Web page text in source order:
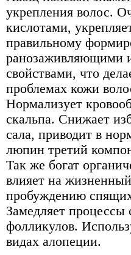
укрепления волос.
кислотами,
правильному
ранозаживляющими
свойствами, что
проблемах кожи
Нормализует
скальпа. Снижает
сала, приводит в
люпин третий
Так же богат
влияет на
пробуждению
Замедляет процессы
фолликулов.
видах алопеции.